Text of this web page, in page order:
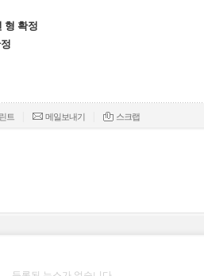
형 확정
트 메일보내기 스크랩